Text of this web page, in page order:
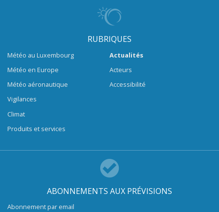
RUBRIQUES
Météo au Luxembourg
Météo en Europe
Météo aéronautique
Vigilances
Climat
Produits et services
Actualités
Acteurs
Accessibilité
ABONNEMENTS AUX PRÉVISIONS
Abonnement par email